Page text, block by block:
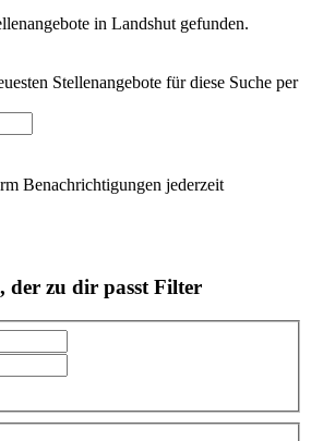
in Landshut gefunden.
Stellenangebote für diese Suche per
Benachrichtigungen jederzeit
der zu dir passt Filter